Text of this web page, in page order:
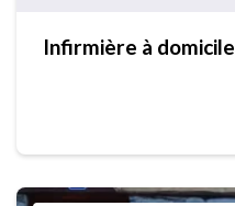
Infirmière à domicile